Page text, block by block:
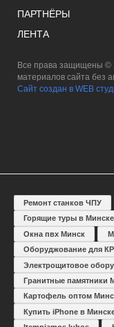
ПАРТНЁРЫ
ЛЕНТА
Все права защищены ©
материалов сайта без
Сайт создан в WEB
Ремонт станков ЧПУ
Горящие туры в Минске
Окна пвх Минск
Оборуджование для
Электрощитовое
Гранитные памятники
Картофель оптом
Купить iPhone в